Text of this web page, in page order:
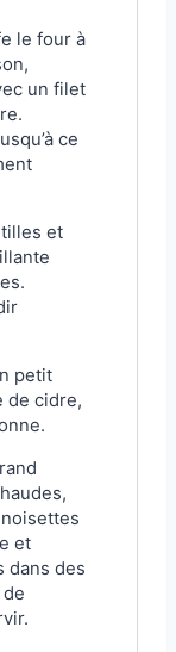
le four à
un filet
ce
et
petit
de cidre,
et
dans des